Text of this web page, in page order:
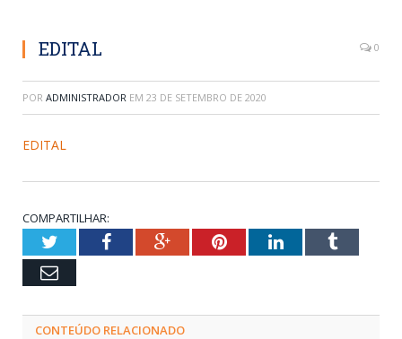
EDITAL 0
POR ADMINISTRADOR EM 23 DE SETEMBRO DE 2020
EDITAL
COMPARTILHAR:
TwitterFacebookGoogle+PinterestLinkedInTumblr
Email
CONTEÚDO RELACIONADO